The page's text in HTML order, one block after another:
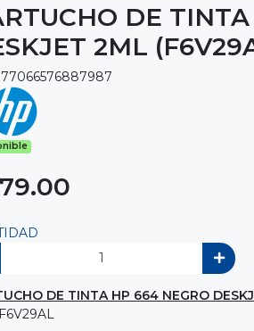
DE
2ML
77066576887987
DE TINTA HP 664 NEGRO